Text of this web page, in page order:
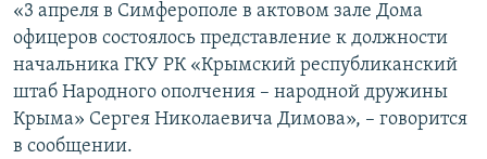
«3 апреля в Симферополе в актовом зале Дома
офицеров состоялось представление к должности
начальника ГКУ РК «Крымский республиканский
штаб Народного ополчения – народной дружины
Крыма» Сергея Николаевича Димова», – говорится
в сообщении.